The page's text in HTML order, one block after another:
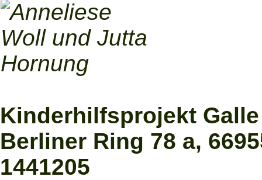
Kinderhilfsprojekt Galle
Berliner Ring 78 a,
1441205